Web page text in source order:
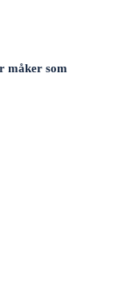
måker som